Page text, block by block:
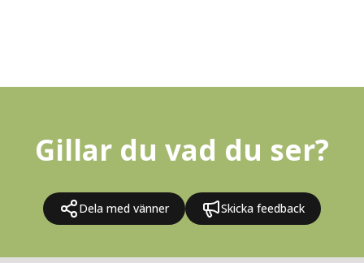
Gillar du vad du ser?
Dela med vänner Skicka feedback